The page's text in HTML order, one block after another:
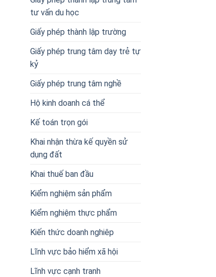
tư vấn du học
Giấy phép thành lập trường
Giấy phép trung tâm dạy trẻ tự
kỷ
Giấy phép trung tâm nghề
Hộ kinh doanh cá thể
Kế toán trọn gói
Khai nhận thừa kế quyền sử
dụng đất
Khai thuế ban đầu
Kiểm nghiệm sản phẩm
Kiểm nghiệm thực phẩm
Kiến thức doanh nghiêp
Lĩnh vực bảo hiểm xã hội
Lĩnh vực cạnh tranh